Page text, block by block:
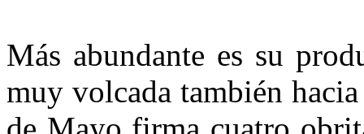
Más abundante es su
muy volcada también